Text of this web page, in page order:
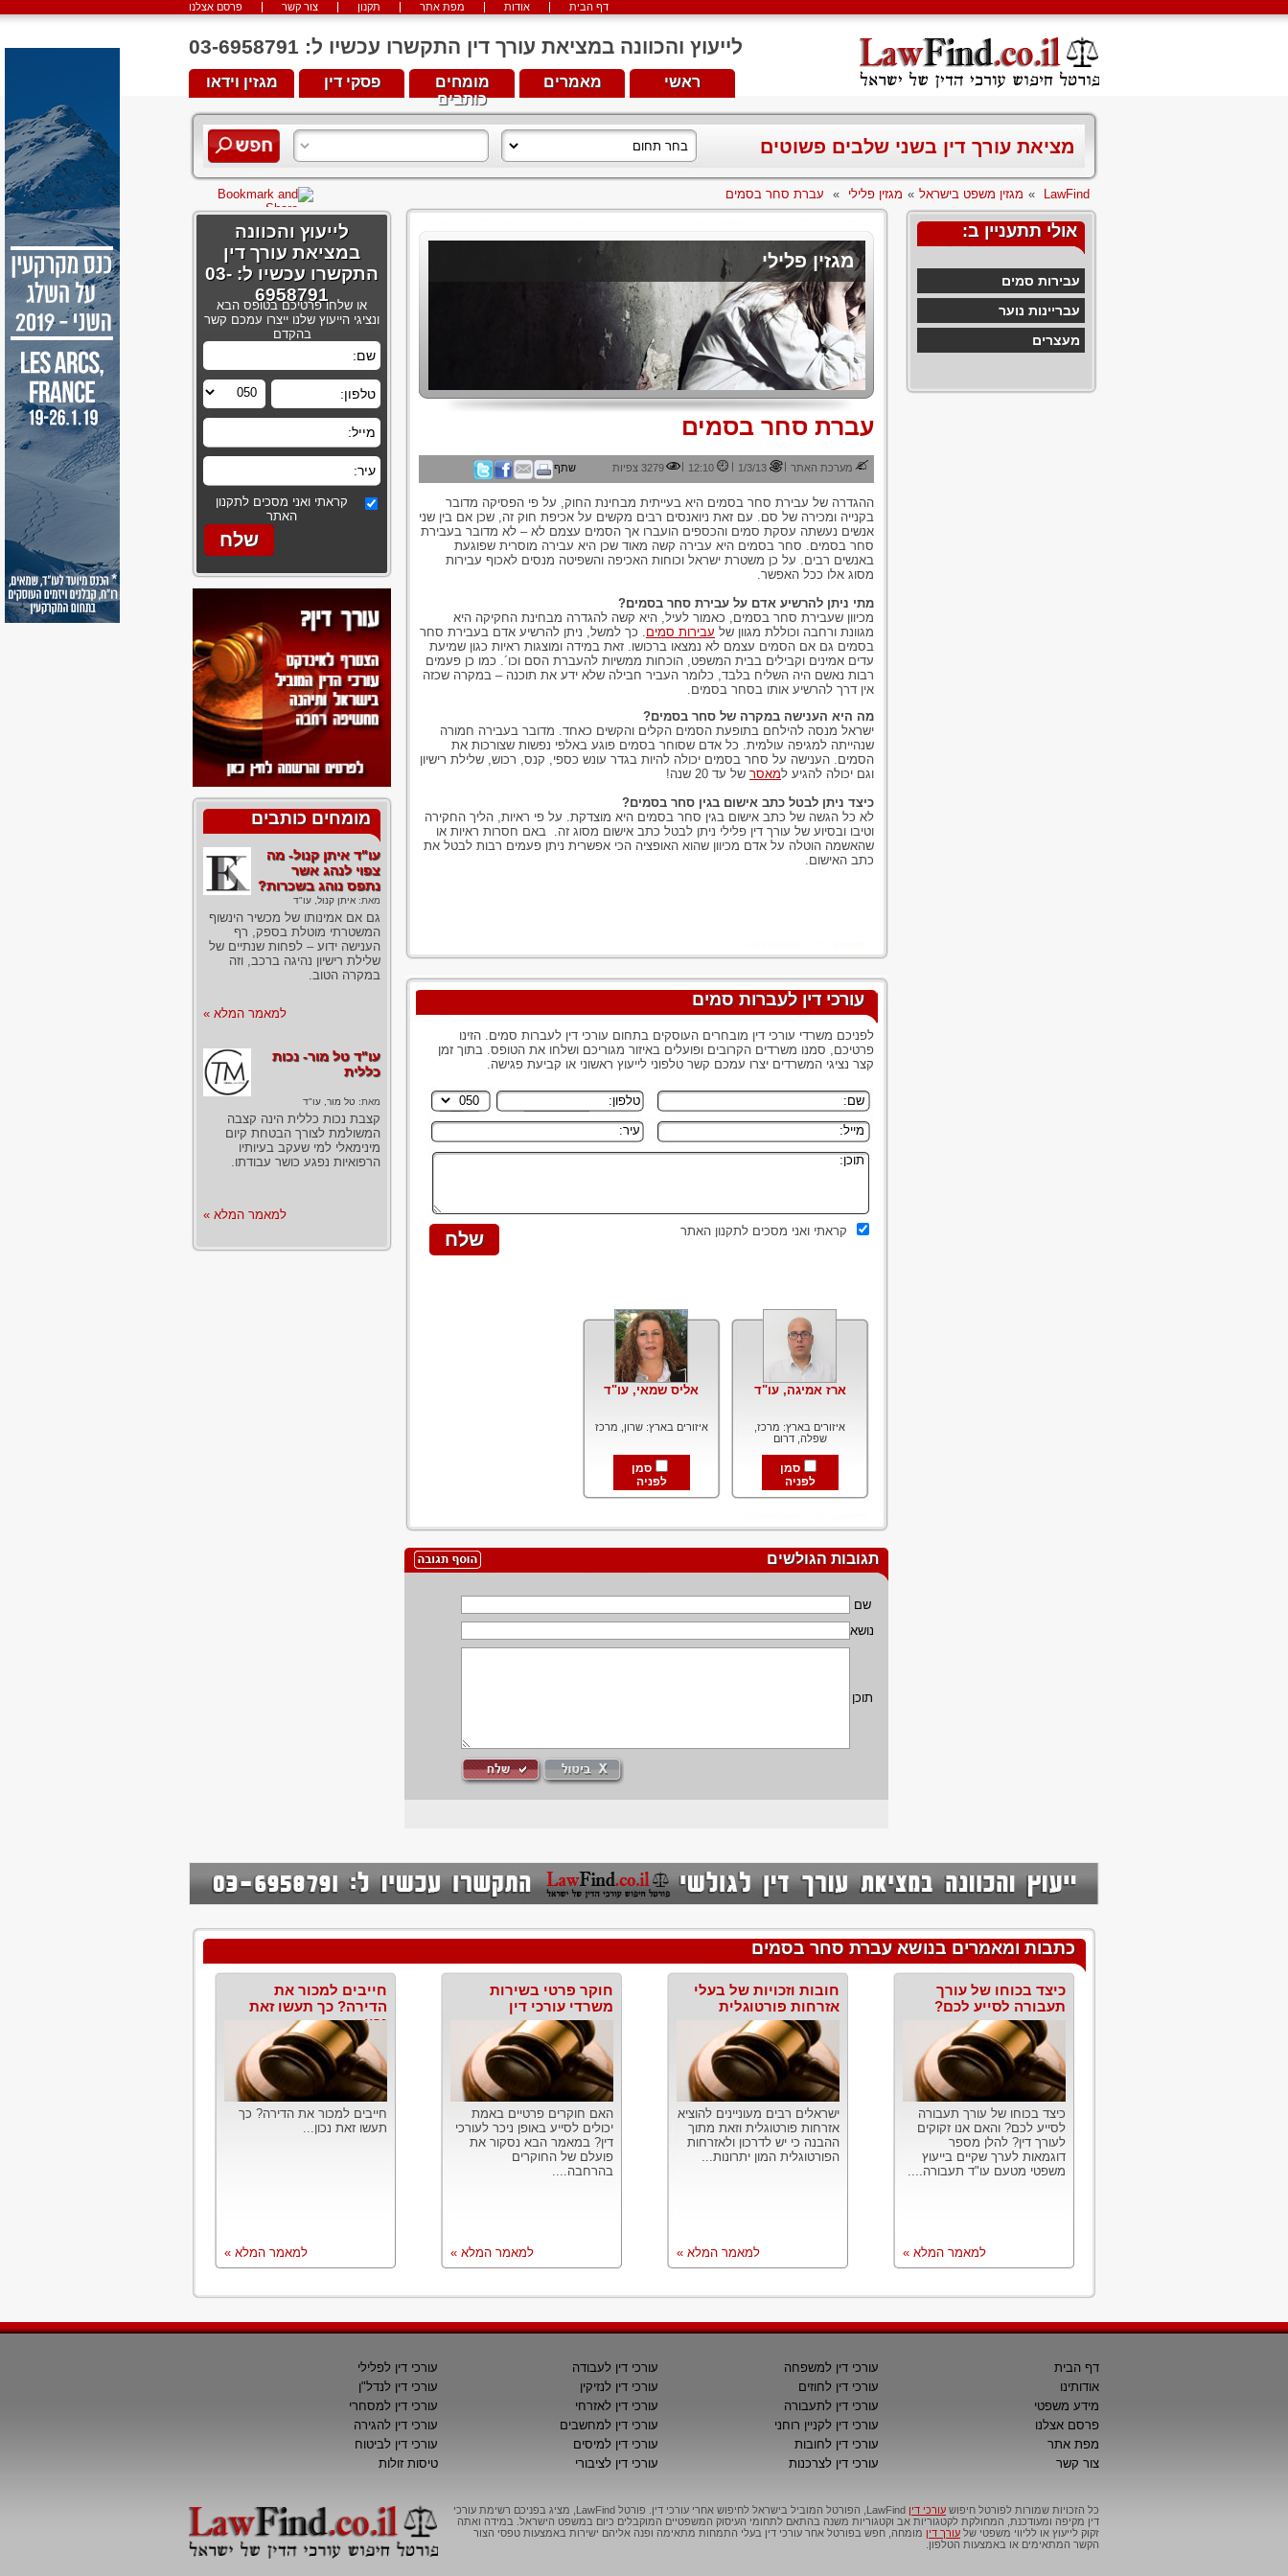
פרסם אצלנו צור קשר תקנון מפת אתר אודות דף הבית
לייעוץ והכוונה במציאת עורך דין התקשרו עכשיו ל: 03-6958791
מגזין וידאו פסקי דין
מומחים
כותבים
מאמרים ראשי
מציאת עורך דין בשני שלבים פשוטים
LawFind
» מגזין משפט בישראל » מגזין פלילי » עברת סחר בסמים
אולי תתעניין ב:
עבירות סמים
עבריינות נוער
מעצרים
מגזין פלילי
עברת סחר בסמים
מערכת האתר |
1/3/13
|
12:10
| 3279 צפיות שתף
ההגדרה של עבירת סחר בסמים היא בעייתית מבחינת החוק, על פי הפסיקה מדובר
בקנייה ומכירה של סם. עם זאת ניואנסים רבים מקשים על אכיפת חוק זה, שכן אם בין שני
אנשים נעשתה עסקת סמים והכספים הועברו אך הסמים עצמם לא – לא מדובר בעבירת
סחר בסמים. סחר בסמים היא עבירה קשה מאוד שכן היא עבירה מוסרית שפוגעת
באנשים רבים. על כן משטרת ישראל וכוחות האכיפה והשפיטה מנסים לאכוף עבירות
מסוג אלו ככל האפשר.
מתי ניתן להרשיע אדם על עבירת סחר בסמים?
מכיוון שעבירת סחר בסמים, כאמור לעיל, היא קשה להגדרה מבחינת החקיקה היא
מגוונת ורחבה וכוללת מגוון של עבירות סמים. כך למשל, ניתן להרשיע אדם בעבירת סחר
בסמים גם אם הסמים עצמם לא נמצאו ברכושו. זאת במידה ומוצגות ראיות כגון שמיעת
עדים אמינים וקבילים בבית המשפט, הוכחות ממשיות להעברת הסם וכו´. כמו כן פעמים
רבות נאשם היה השליח בלבד, כלומר העביר חבילה שלא ידע את תוכנה – במקרה שכזה
אין דרך להרשיע אותו בסחר בסמים.
מה היא הענישה במקרה של סחר בסמים?
ישראל מנסה להילחם בתופעת הסמים הקלים והקשים כאחד. מדובר בעבירה חמורה
שנהייתה למגיפה עולמית. כל אדם שסוחר בסמים פוגע באלפי נפשות שצורכות את
הסמים. הענישה על סחר בסמים יכולה להיות בגדר עונש כספי, קנס, רכוש, שלילת רישיון
וגם יכולה להגיע למאסר של עד 20 שנה!
כיצד ניתן לבטל כתב אישום בגין סחר בסמים?
לא כל הגשה של כתב אישום בגין סחר בסמים היא מוצדקת. על פי ראיות, הליך החקירה
וטיבו ובסיוע של עורך דין פלילי ניתן לבטל כתב אישום מסוג זה. באם חסרות ראיות או
שהאשמה הוטלה על אדם מכיוון שהוא האופציה הכי אפשרית ניתן פעמים רבות לבטל את
כתב האישום.
עורכי דין לעברות סמים
לפניכם משרדי עורכי דין מובחרים העוסקים בתחום עורכי דין לעברות סמים. הזינו
פרטיכם, סמנו משרדים הקרובים ופועלים באיזור מגוריכם ושלחו את הטופס. בתוך זמן
קצר נציגי המשרדים יצרו עמכם קשר טלפוני לייעוץ ראשוני או קביעת פגישה.
קראתי ואני מסכים לתקנון האתר
ארז אמיגה, עו"ד
איזורים בארץ: מרכז,
שפלה, דרום
סמן
לפניה
אליס שמאי, עו"ד
איזורים בארץ: שרון, מרכז
סמן
לפניה
תגובות הגולשים
שם
נושא
תוכן
לייעוץ והכוונה
במציאת עורך דין
התקשרו עכשיו ל: 03-
6958791
או שלחו פרטיכם בטופס הבא
ונציגי הייעוץ שלנו ייצרו עמכם קשר
בהקדם
קראתי ואני מסכים לתקנון
האתר
מומחים כותבים
עו"ד איתן קנול- מה
צפוי לנהג אשר
נתפס נוהג בשכרות?
מאת: איתן קנול, עו"ד
גם אם אמינותו של מכשיר הינשוף
המשטרתי מוטלת בספק, רף
הענישה ידוע – לפחות שנתיים של
שלילת רישיון נהיגה ברכב, וזה
במקרה הטוב.
למאמר המלא »
עו"ד טל מור- נכות
כללית
מאת: טל מור, עו"ד
קצבת נכות כללית הינה קצבה
המשולמת לצורך הבטחת קיום
מינימאלי למי שעקב בעיותיו
הרפואיות נפגע כושר עבודתו.
למאמר המלא »
כתבות ומאמרים בנושא עברת סחר בסמים
כיצד בכוחו של עורך
תעבורה לסייע לכם?
כיצד בכוחו של עורך תעבורה
לסייע לכם? והאם אנו זקוקים
לעורך דין? להלן מספר
דוגמאות לערך שקיים בייעוץ
משפטי מטעם עו"ד תעבורה....
למאמר המלא »
חובות וזכויות של בעלי
אזרחות פורטוגלית
ישראלים רבים מעוניינים להוציא
אזרחות פורטוגלית וזאת מתוך
ההבנה כי יש לדרכון ולאזרחות
הפורטוגלית המון יתרונות...
למאמר המלא »
חוקר פרטי בשירות
משרדי עורכי דין
האם חוקרים פרטיים באמת
יכולים לסייע באופן ניכר לעורכי
דין? במאמר הבא נסקור את
פועלם של החוקרים
בהרחבה....
למאמר המלא »
חייבים למכור את
הדירה? כך תעשו זאת
נכון
חייבים למכור את הדירה? כך
תעשו זאת נכון...
למאמר המלא »
דף הבית
אודותינו
מידע משפטי
פרסם אצלנו
מפת אתר
צור קשר
עורכי דין למשפחה
עורכי דין לחוזים
עורכי דין לתעבורה
עורכי דין לקניין רוחני
עורכי דין לחובות
עורכי דין לצרכנות
עורכי דין לעבודה
עורכי דין לנזיקין
עורכי דין לאזרחי
עורכי דין למחשבים
עורכי דין למיסים
עורכי דין לציבורי
עורכי דין לפלילי
עורכי דין לנדל"ן
עורכי דין למסחרי
עורכי דין להגירה
עורכי דין לביטוח
טיסות זולות
כל הזכויות שמורות לפורטל חיפוש עורכי דין
LawFind, הפורטל המוביל בישראל לחיפוש אחרי עורכי דין. פורטל LawFind, מציג בפניכם רשימת עורכי
דין מקיפה ומעודכנת, המחולקת לקטגוריות אב וקטגוריות משנה בהתאם לתחומי העיסוק המשפטיים המוקבלים כיום במשפט הישראל. במידה ואתה
זקוק לייעוץ או לליווי משפטי של עורך דין מומחה, חפש בפורטל אחר עורכי דין בעלי התמחות מתאימה ופנה אליהם ישירות באמצעות טפסי הצור
הקשר המתאימים או באמצעות הטלפון.